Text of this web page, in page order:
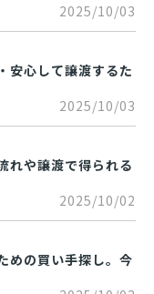
2025/10/03
安心して譲渡するた
2025/10/03
れや譲渡で得られる
2025/10/02
めの買い手探し。今